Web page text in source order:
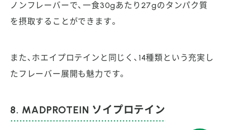
ノンフレーバーで、一食30gあたり27gのタンパク質
を摂取することができます。
また、ホエイプロテインと同じく、14種類という充実し
たフレーバー展開も魅力です。
8. MADPROTEIN ソイプロテイン